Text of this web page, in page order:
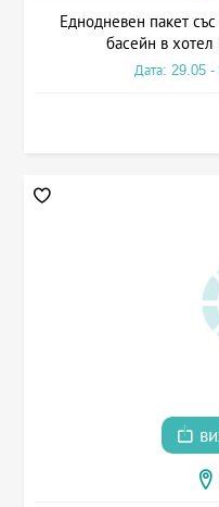
Еднодневен пакет
басейн в
Дата: 29.05